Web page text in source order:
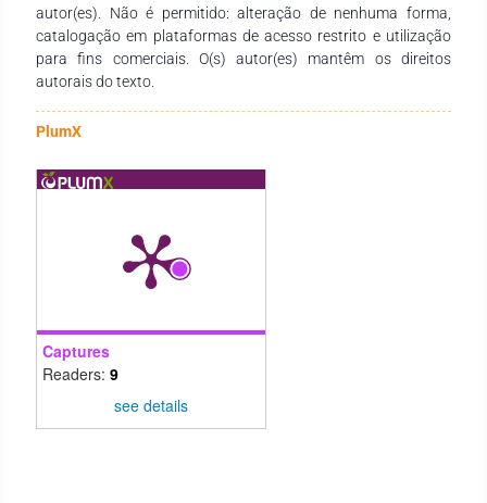
autor(es). Não é permitido: alteração de nenhuma forma,
catalogação em plataformas de acesso restrito e utilização
para fins comerciais. O(s) autor(es) mantêm os direitos
autorais do texto.
PlumX
Captures
Readers: 9
see details